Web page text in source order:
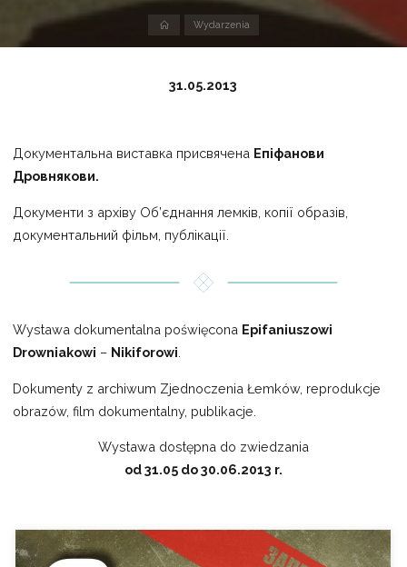
StronaWydarzenia
31.05.2013
Документальна виставка присвячена Епіфанови
Дровнякови.
Документи з архіву Об’єднання лемків, копії образів,
документальний фільм, публікації.
Wystawa dokumentalna poświęcona Epifaniuszowi
Drowniakowi – Nikiforowi
Dokumenty z archiwum Zjednoczenia Łemków, reprodukcje
obrazów, film dokumentalny, publikacje.
Wystawa dostępna do zwiedzania
od 31.05 do 30.06.2013 r.